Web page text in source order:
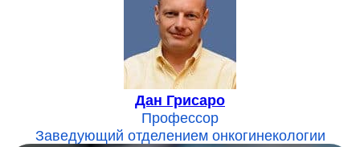
Дан Грисаро
Профессор
Заведующий отделением онкогинекологии